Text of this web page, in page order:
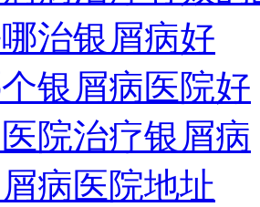
治银屑病好
银屑病医院好
院治疗银屑病
病医院地址